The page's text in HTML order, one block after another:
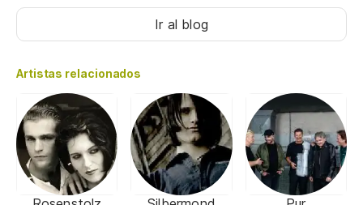
Ir al blog
Artistas relacionados